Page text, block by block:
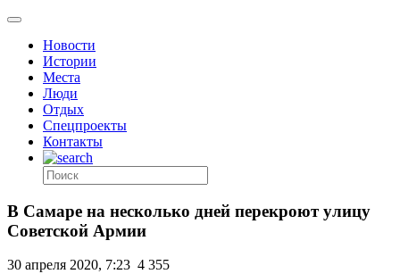
Новости
Истории
Места
Люди
Отдых
Спецпроекты
Контакты
В Самаре на несколько дней перекроют улицу
Советской Армии
30 апреля 2020, 7:23 4 355